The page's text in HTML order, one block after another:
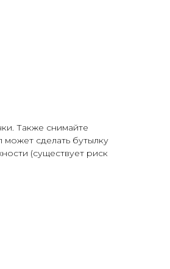
Также снимайте
может сделать бутылку
(существует риск